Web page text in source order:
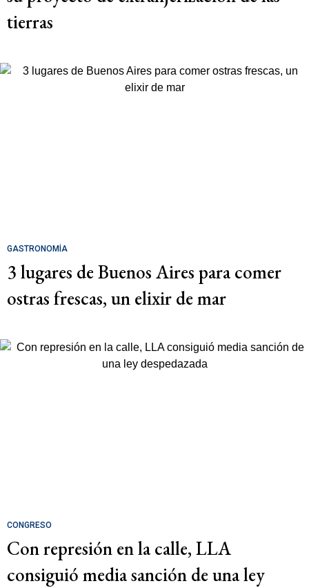
tierras
GASTRONOMÍA
3 lugares de Buenos Aires para comer
ostras frescas, un elixir de mar
CONGRESO
Con represión en la calle, LLA
consiguió media sanción de una ley